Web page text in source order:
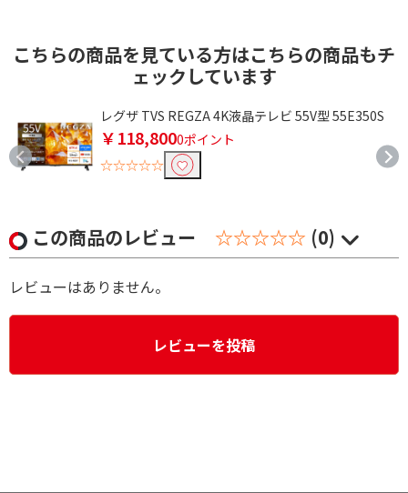
こちらの商品を見ている方はこちらの商品もチ
ェックしています
レグザ TVS REGZA 4K液晶テレビ 55V型 55E350S
￥118,8000ポイント
☆☆☆☆☆
この商品のレビュー ☆☆☆☆☆ (0)
レビューはありません。
レビューを投稿